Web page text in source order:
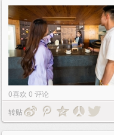
0喜欢 0 评论
转贴